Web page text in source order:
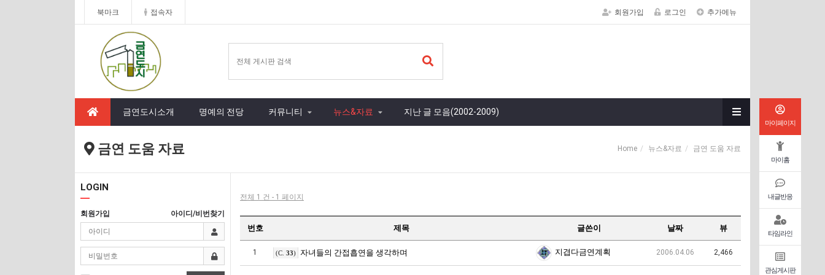
북마크 접속자 회원가입 로그인 추가메뉴
금연도시소개 명예의 전당 커뮤니티 뉴스&자료 지난 글 모음(2002-2009)
금연 도움 자료 Home 뉴스&자료 금연 도움 자료
마이페이지
마이홈
내글반응
타임라인
관심게시판
LOGIN
회원가입 아이디/비번찾기
전체 1 건 - 1 페이지
번호 제목 글쓴이 날짜 뷰
1 (C. 33) 자녀들의 간접흡연을 생각하며 지겹다금연계획 2006.04.06 2,466